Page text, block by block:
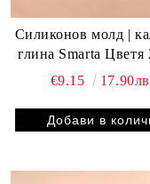
Силиконов молд |
глина Smarta Цветя
€9.15